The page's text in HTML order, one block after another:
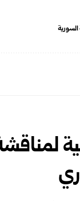
السورية